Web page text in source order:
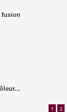
fusion
1 2